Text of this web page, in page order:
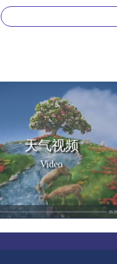
天气视频
Video